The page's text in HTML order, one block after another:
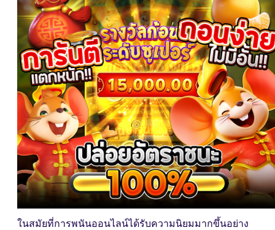
ในสมัยที่การพนันออนไลน์ได้รับความนิยมมากขึ้นอย่าง